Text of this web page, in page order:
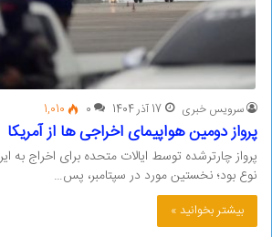
سرویس خبری 17 آذر 1404 0
1,010
پرواز دومین هواپیمای اخراجی ها از آمریکا
پرواز چارترشده توسط ایالات متحده برای اخراج به
نوع بود؛ نخستین مورد در سپتامبر، پس…
بیشتر بخوانید »